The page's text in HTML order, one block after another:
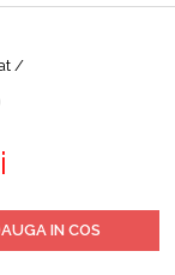
/
IN COS